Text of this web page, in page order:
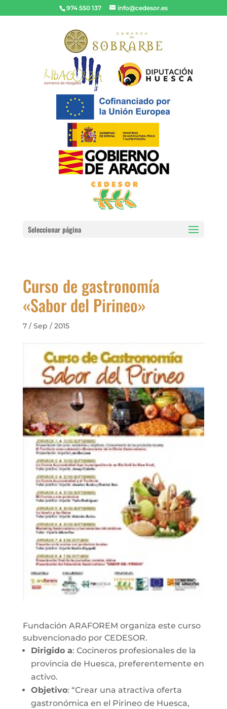
974 550 137 info@cedesor.es
Seleccionar página
Curso de gastronomía
«Sabor del Pirineo»
7 / Sep / 2015
Fundación ARAFOREM organiza este curso
subvencionado por CEDESOR.
Dirigido a: Cocineros profesionales de la
provincia de Huesca, preferentemente en
activo.
Objetivo: “Crear una atractiva oferta
gastronómica en el Pirineo de Huesca,